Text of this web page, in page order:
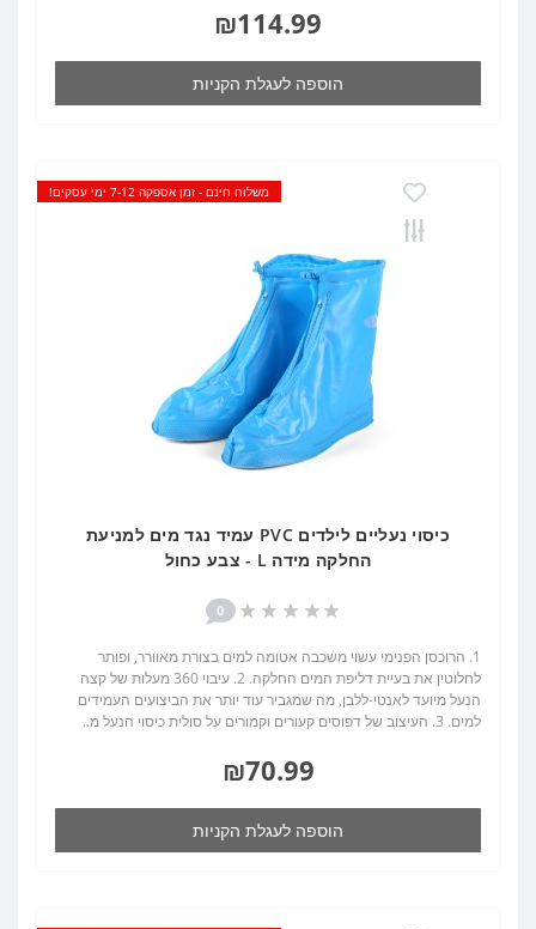
₪114.99
הוספה לעגלת הקניות
משלוח חינם - זמן אספקה 7-12 ימי עסקים!
כיסוי נעליים לילדים PVC עמיד נגד מים למניעת
החלקה מידה L - צבע כחול
0
1. הרוכסן הפנימי עשוי משכבה אטומה למים בצורת מאוורר, ופותר
לחלוטין את בעיית דליפת המים החלקה. 2. עיבוי 360 מעלות של קצה
הנעל מיועד לאנטי-ללבן, מה שמגביר עוד יותר את הביצועים העמידים
למים. 3. העיצוב של דפוסים קעורים וקמורים על סולית כיסוי הנעל מ..
₪70.99
הוספה לעגלת הקניות